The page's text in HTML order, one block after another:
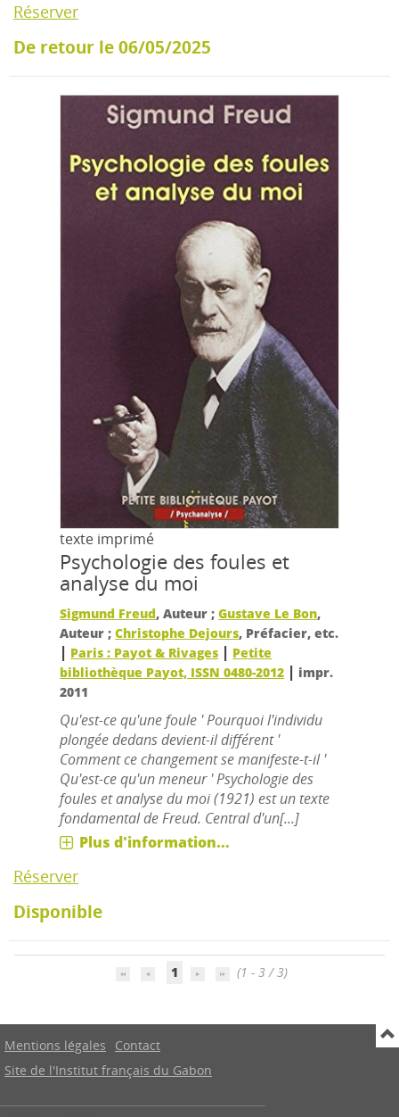
Réserver
De retour le 06/05/2025
texte imprimé
Psychologie des foules et
analyse du moi
Sigmund Freud, Auteur ;Gustave Le Bon,
Auteur ;Christophe Dejours, Préfacier, etc.
| Paris : Payot & Rivages | Petite
bibliothèque Payot, ISSN 0480-2012 | impr.
2011
Qu'est-ce qu'une foule ' Pourquoi l'individu
plongée dedans devient-il différent '
Comment ce changement se manifeste-t-il '
Qu'est-ce qu'un meneur ' Psychologie des
foules et analyse du moi (1921) est un texte
fondamental de Freud. Central d'un[...]
Plus d'information...
Réserver
Disponible
1 (1 - 3 / 3)
Mentions légales
Contact
Site de l'Institut français du Gabon